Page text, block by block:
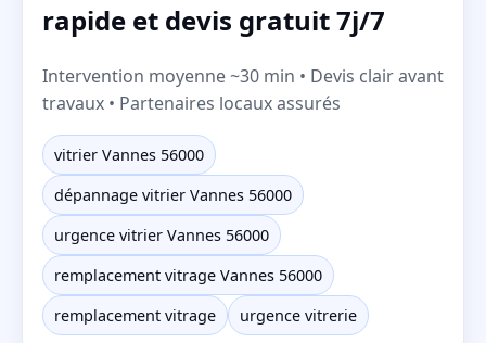
rapide et devis gratuit 7j/7
Intervention moyenne ~30 min • Devis clair avant
travaux • Partenaires locaux assurés
vitrier Vannes 56000
dépannage vitrier Vannes 56000
urgence vitrier Vannes 56000
remplacement vitrage Vannes 56000
remplacement vitrage
urgence vitrerie